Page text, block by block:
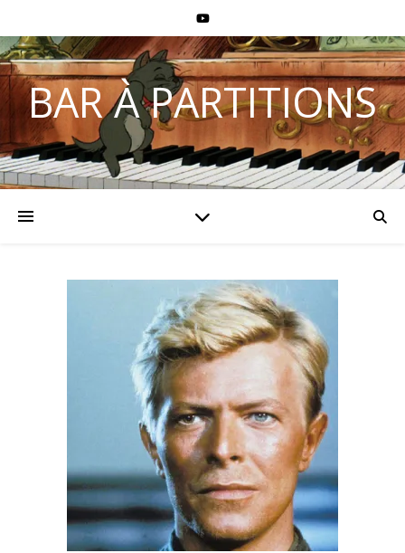
BAR À PARTITIONS